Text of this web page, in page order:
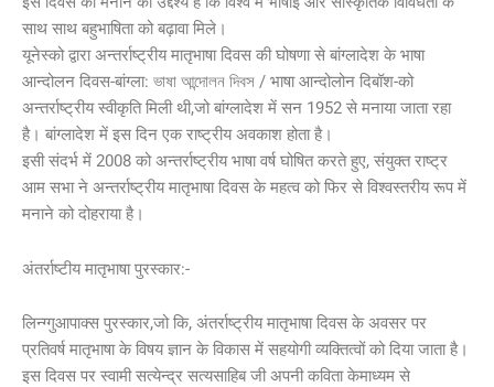
साथ साथ बहुभाषिता को बढ़ावा मिले।
यूनेस्को द्वारा अन्तर्राष्ट्रीय मातृभाषा दिवस की घोषणा से बांग्लादेश के भाषा
आन्दोलन दिवस-बांग्ला: ভাষা আন্দোলন দিবস / भाषा आन्दोलोन दिबॉश-को
अन्तर्राष्ट्रीय स्वीकृति मिली थी,जो बांग्लादेश में सन 1952 से मनाया जाता रहा
है। बांग्लादेश में इस दिन एक राष्ट्रीय अवकाश होता है।
इसी संदर्भ में 2008 को अन्तर्राष्ट्रीय भाषा वर्ष घोषित करते हुए, संयुक्त राष्ट्र
आम सभा ने अन्तर्राष्ट्रीय मातृभाषा दिवस के महत्व को फिर से विश्वस्तरीय रूप में
मनाने को दोहराया है।
अंतर्राष्टीय मातृभाषा पुरस्कार:-
लिन्ग्गुआपाक्स पुरस्कार,जो कि, अंतर्राष्ट्रीय मातृभाषा दिवस के अवसर पर
प्रतिवर्ष मातृभाषा के विषय ज्ञान के विकास में सहयोगी व्यक्तित्वों को दिया जाता है।
इस दिवस पर स्वामी सत्येन्द्र सत्यसाहिब जी अपनी कविता केमाध्यम से